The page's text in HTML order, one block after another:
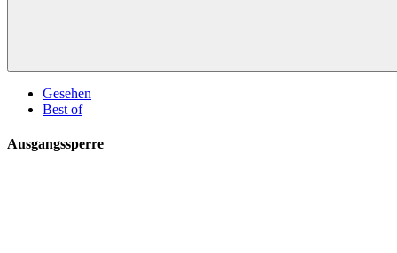
Gesehen
Best of
Ausgangssperre